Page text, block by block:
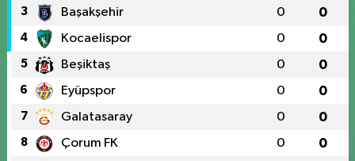
3 Başakşehir 0 0
4 Kocaelispor 0 0
5 Beşiktaş 0 0
6 Eyüpspor 0 0
7 Galatasaray 0 0
8 Çorum FK 0 0